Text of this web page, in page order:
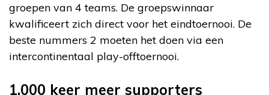
groepen van 4 teams. De groepswinnaar
kwalificeert zich direct voor het eindtoernooi. De
beste nummers 2 moeten het doen via een
intercontinentaal play-offtoernooi.
1.000 keer meer supporters